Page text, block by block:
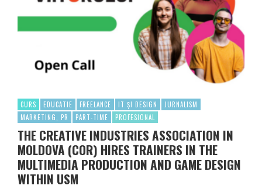
CURS EDUCATIE FREELANCE IT ȘI DESIGN
JURNALISM
MARKETING, PR
PART-TIME PROFESIONAL
THE CREATIVE INDUSTRIES ASSOCIATION IN
MOLDOVA (COR) HIRES TRAINERS IN THE
MULTIMEDIA PRODUCTION AND GAME DESIGN
WITHIN USM